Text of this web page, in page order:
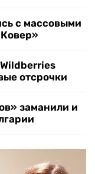
с массовыми
отсрочки
заманили и